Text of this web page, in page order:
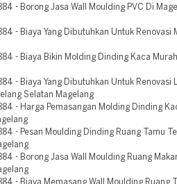
- Borong Jasa Wall Moulding PVC Di
- Biaya Yang Dibutuhkan Untuk Renovasi
- Biaya Bikin Molding Dinding Kaca
- Biaya Yang Dibutuhkan Untuk Renovasi
Selatan Magelang
- Harga Pemasangan Molding Dinding
- Pesan Moulding Dinding Ruang Tamu
- Borong Jasa Wall Moulding Ruang
- Biaya Memasang Wall Moulding Ruang